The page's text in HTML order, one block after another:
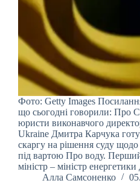
Фото: Getty Images
що сьогодні говорили: Про
юристи виконавчого
Ukraine Дмитра Карчука
скаргу на рішення суду
під вартою Про воду.
міністр – міністр
Алла Самсоненко